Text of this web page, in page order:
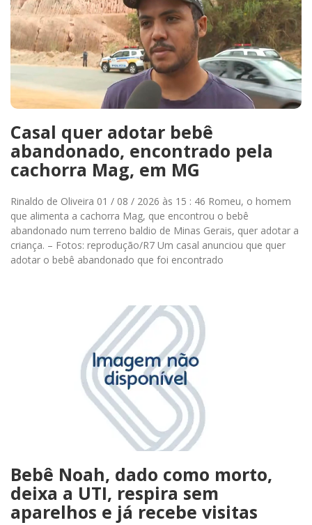
Casal quer adotar bebê
abandonado, encontrado pela
cachorra Mag, em MG
Rinaldo de Oliveira 01 / 08 / 2026 às 15 : 46 Romeu, o homem
que alimenta a cachorra Mag, que encontrou o bebê
abandonado num terreno baldio de Minas Gerais, quer adotar a
criança. – Fotos: reprodução/R7 Um casal anunciou que quer
adotar o bebê abandonado que foi encontrado
Bebê Noah, dado como morto,
deixa a UTI, respira sem
aparelhos e já recebe visitas